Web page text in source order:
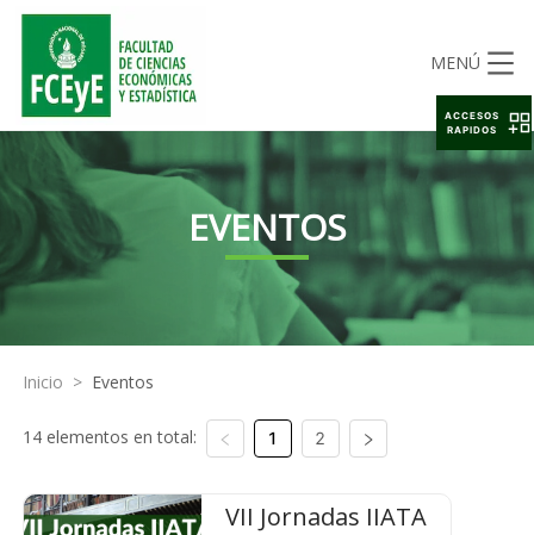
MENÚ
EVENTOS
Inicio > Eventos
14 elementos en total: 1 2
VII Jornadas IIATA
ACCESOS
RAPIDOS